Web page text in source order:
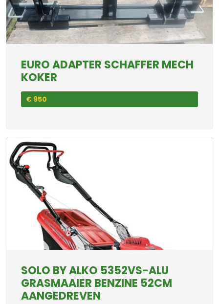
EURO ADAPTER SCHAFFER MECH
KOKER
€ 950
SOLO BY ALKO 5352VS-ALU
GRASMAAIER BENZINE 52CM
AANGEDREVEN